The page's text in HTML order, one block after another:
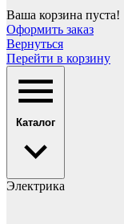
Ваша корзина пуста!
Оформить заказ
Вернуться
Перейти в корзину
Каталог
Электрика